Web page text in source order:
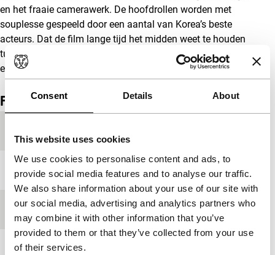
Consent Details About
This website uses cookies
We use cookies to personalise content and ads, to
provide social media features and to analyse our traffic.
We also share information about your use of our site with
our social media, advertising and analytics partners who
may combine it with other information that you’ve
provided to them or that they’ve collected from your use
of their services.
en het fraaie camerawerk. De hoofdrollen worden met
souplesse gespeeld door een aantal van Korea’s beste
acteurs. Dat de film lange tijd het midden weet te houden
tussen een wraakthriller en een subtiele karakterstudie, is
een absoluut pluspunt.
Film details
Jaar 2002
Festivaleditie IFFR 2003
Lengte